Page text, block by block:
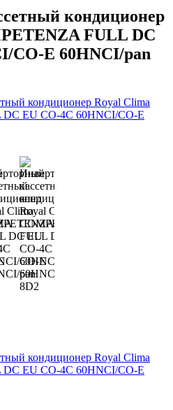
кондиционер
FULL DC
CO-E 60HNCI/pan